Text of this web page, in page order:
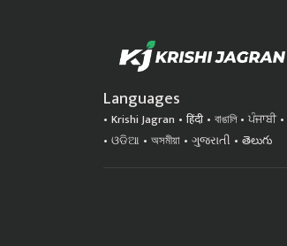
Languages
Krishi Jagran हिंदी বাঙালি ਪੰਜਾਬੀ
ଓଡିଆ
অসমীয়া ગુજરાતી తెలుగు